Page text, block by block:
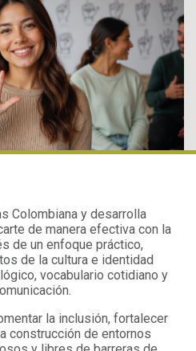
Colombiana y desarrolla
de manera efectiva con la
de un enfoque práctico,
de la cultura e identidad
vocabulario cotidiano y
la inclusión, fortalecer
construcción de entornos